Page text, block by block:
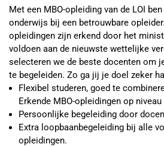
Met een MBO-opleiding van de LOI
onderwijs bij een betrouwbare
opleidingen zijn erkend door het
voldoen aan de nieuwste wettelijke
selecteren we de beste docenten om
te begeleiden. Zo ga jij je doel zeker
Flexibel studeren, goed te
Erkende MBO-opleidingen op niveau
Persoonlijke begeleiding door
Extra loopbaanbegeleiding bij alle
opleidingen.